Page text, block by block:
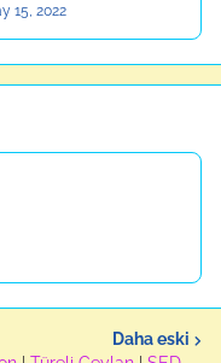
15, 2022
Daha eski